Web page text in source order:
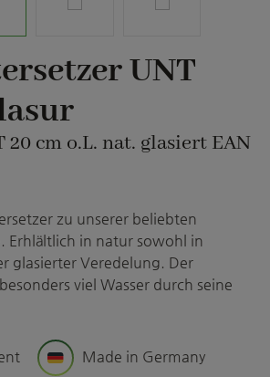
UNT
20 cm o.L. nat. glasiert EAN
zu unserer beliebten
Erhlältlich in natur sowohl in
glasierter Veredelung. Der
viel Wasser durch seine
Made in Germany